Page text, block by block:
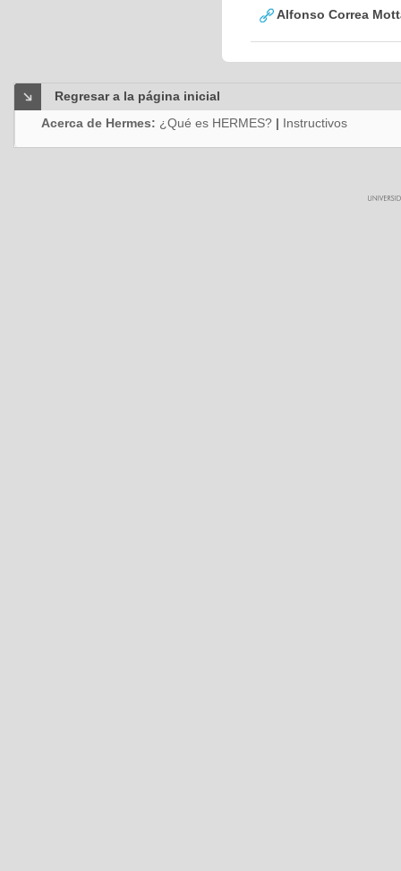
Alfonso Correa
Regresar a la página inicial
Acerca de Hermes: ¿Qué es HERMES? | Instructivos